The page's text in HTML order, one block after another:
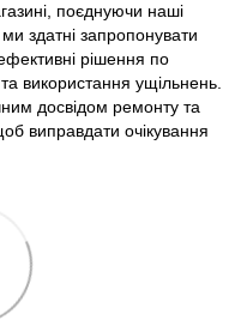
поєднуючи наші
ми здатні запропонувати
рішення по
використання ущільнень.
досвідом ремонту та
виправдати очікування